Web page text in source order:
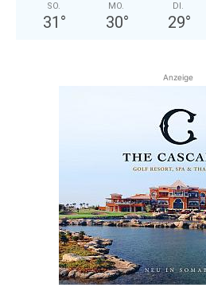
SO.
31 °
MO.
30°
DI.
29°
Anzeige